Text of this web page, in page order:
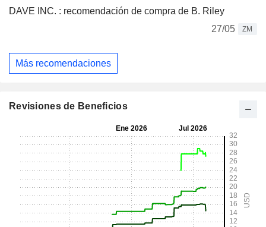
DAVE INC. : recomendación de compra de B. Riley
27/05
ZM
Más recomendaciones
Revisiones de Beneficios